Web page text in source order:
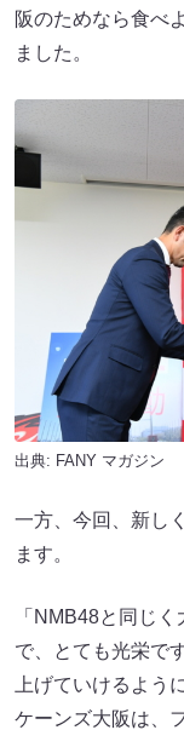
阪のためなら食べ
ました。
出典: FANY マガジン
一方、今回、新し
ます。
「NMB48と同じ
で、とても光栄で
上げていけるよう
ケーンズ大阪は、